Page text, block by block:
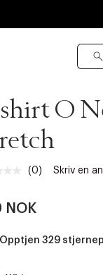
O
Ingen
sidelenke.
(0) Skriv en
NOK
Opptjen 329